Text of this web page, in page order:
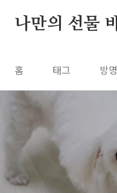
나만의 선물
홈 태그 방